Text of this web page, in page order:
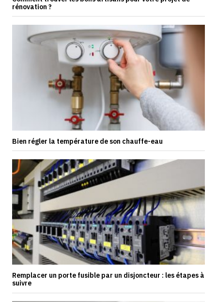
rénovation ?
Bien régler la température de son chauffe-eau
Remplacer un porte fusible par un disjoncteur : les étapes à
suivre